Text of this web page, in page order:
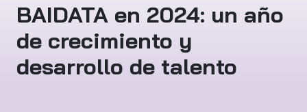
BAIDATA en 2024: un año
de crecimiento y
desarrollo de talento